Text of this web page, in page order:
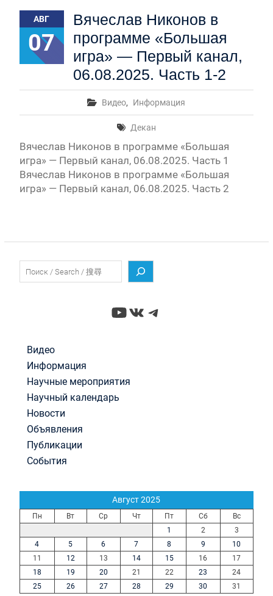
Вячеслав Никонов в программе «Большая игра» —
Первый канал, 27.07.2026. Часть 1-2
Конкурсные списки лиц, прошедших
вступительные испытания в МГУ имени
М.В.Ломоносова в 2026 году по каждому
Вячеслав Никонов в программе «Большая игра» —
Первый канал, 24.07.2026. Часть 1-2
Вячеслав Никонов в программе «Большая игра» —
Первый канал, 06.08.2026. Часть 1-3
АВГ
07
Вячеслав Никонов в
программе «Большая
игра» — Первый канал,
06.08.2025. Часть 1-2
Видео, Информация
Декан
Вячеслав Никонов в программе «Большая
игра» — Первый канал, 06.08.2025. Часть 1
Вячеслав Никонов в программе «Большая
игра» — Первый канал, 06.08.2025. Часть 2
YouTube
ВКонтакте
Telegram
Видео
Информация
Научные мероприятия
Научный календарь
Новости
Объявления
Публикации
События
Август 2025
Пн Вт Ср Чт Пт Сб
Вс
1
2
3
4
5 6 7 8 9
10
11
12 13 14 15 16
17
18
19 20 21 22 23
24
25
26 27 28 29 30 31